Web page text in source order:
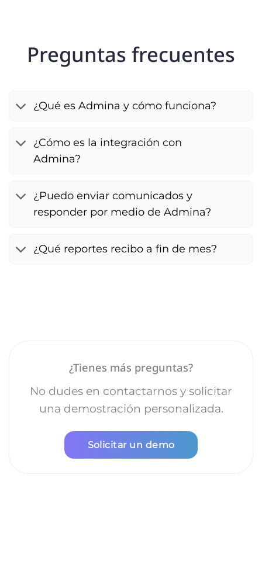
Preguntas frecuentes
¿Qué es Admina y cómo funciona?
¿Cómo es la integración con
Admina?
¿Puedo enviar comunicados y
responder por medio de Admina?
¿Qué reportes recibo a fin de mes?
¿Tienes más preguntas?
No dudes en contactarnos y solicitar
una demostración personalizada.
Solicitar un demo